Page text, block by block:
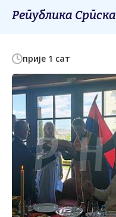
Република Српска
прије 1 сат